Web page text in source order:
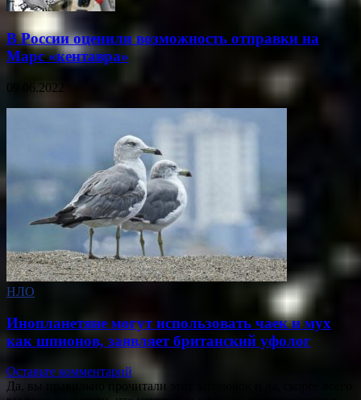
В России оценили возможность отправки на
Марс «кентавра»
09.06.2022
НЛО
Инопланетяне могут использовать чаек и мух
как шпионов, заявляет британский уфолог
Оставьте комментарий
Да, вы правильно прочитали этот заголовок и да, скорее всего